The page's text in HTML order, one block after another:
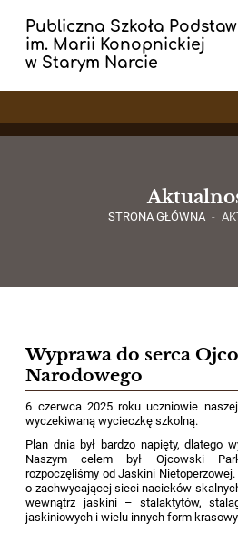
Publiczna Szkoła
im. Marii Konopnickiej
w Starym Narcie
STRONA GŁÓWNA -
Wyprawa do serca
Narodowego
6 czerwca 2025 roku uczniowie
wyczekiwaną wycieczkę szkolną.
Plan dnia był bardzo napięty, dlatego
Naszym celem był Ojcowski
rozpoczęliśmy od Jaskini
o zachwycającej sieci nacieków
wewnątrz jaskini – stalaktytów,
jaskiniowych i wielu innych form